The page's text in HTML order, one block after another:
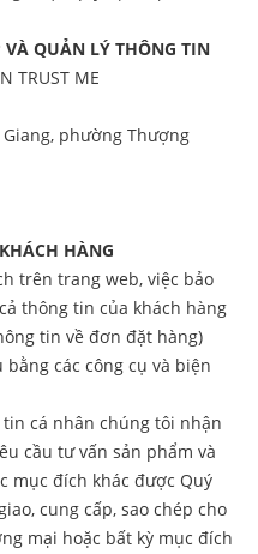
QUẢN LÝ THÔNG TIN
TRUST ME
phường Thượng
HÀNG
trên trang web, việc bảo
thông tin của khách hàng
tin về đơn đặt hàng)
các công cụ và biện
cá nhân chúng tôi nhận
cầu tư vấn sản phẩm và
mục đích khác được Quý
cung cấp, sao chép cho
mại hoặc bất kỳ mục đích